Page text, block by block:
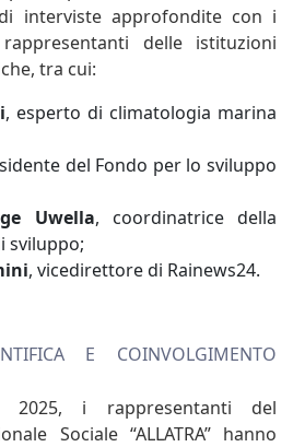
interviste approfondite con i
delle istituzioni
tra cui:
, esperto di climatologia marina
del Fondo per lo sviluppo
Uwella, coordinatrice della
sviluppo;
, vicedirettore di Rainews24.
E COINVOLGIMENTO
2025, i rappresentanti del
Sociale “ALLATRA” hanno